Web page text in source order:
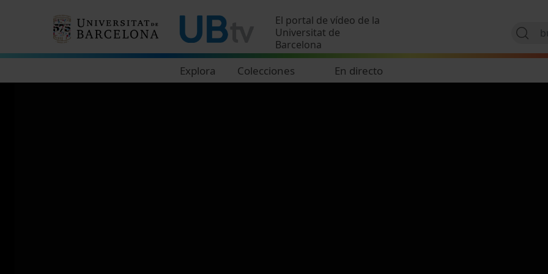
El portal de vídeo de la
Universitat de
Barcelona
Explora Colecciones En directo